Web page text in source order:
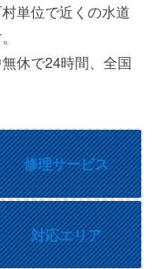
単位で近くの水道
休で24時間、全国
修理サービス
対応エリア